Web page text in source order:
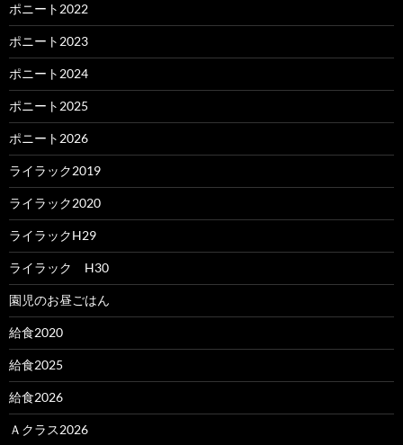
ポニート2022
ポニート2023
ポニート2024
ポニート2025
ポニート2026
ライラック2019
ライラック2020
ライラックH29
ライラック H30
園児のお昼ごはん
給食2020
給食2025
給食2026
Ａクラス2026